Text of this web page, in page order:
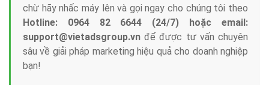
chừ hãy nhấc máy lên và gọi ngay cho chúng tôi theo
Hotline: 0964 82 6644 (24/7) hoặc email:
support@vietadsgroup.vn để được tư vấn chuyên
sâu về giải pháp marketing hiệu quả cho doanh nghiệp
bạn!